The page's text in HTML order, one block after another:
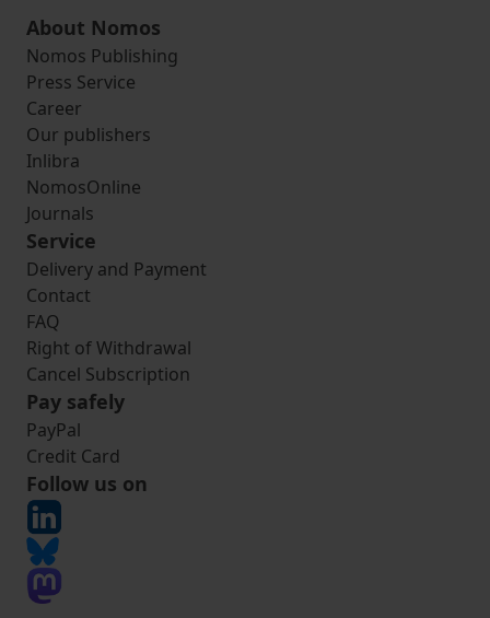
About Nomos
Nomos Publishing
Press Service
Career
Our publishers
Inlibra
NomosOnline
Journals
Service
Delivery and Payment
Contact
FAQ
Right of Withdrawal
Cancel Subscription
Pay safely
PayPal
Credit Card
Follow us on